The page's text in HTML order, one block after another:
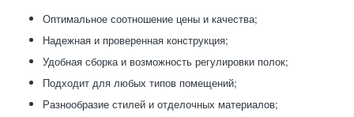
Оптимальное соотношение цены и качества;
Надежная и проверенная конструкция;
Удобная сборка и возможность регулировки полок;
Подходит для любых типов помещений;
Разнообразие стилей и отделочных материалов;